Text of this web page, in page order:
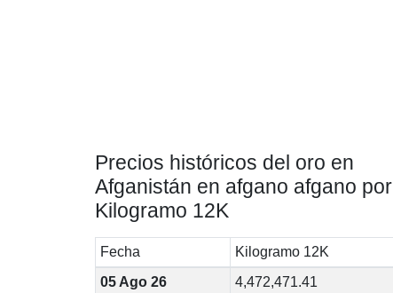
Precios históricos del oro en
Afganistán en afgano afgano por
Kilogramo 12K
Fecha
Kilogramo 12K
05 Ago 26
4,472,471.41